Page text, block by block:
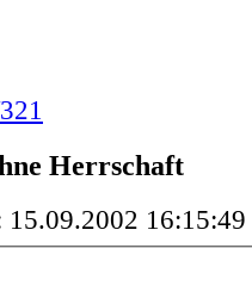
Herrschaft
15.09.2002 16:15:49